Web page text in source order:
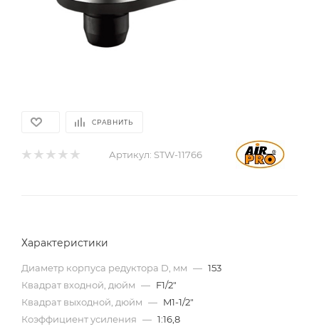
СРАВНИТЬ
Артикул: STW-11766
Характеристики
Диаметр корпуса редуктора D, мм — 153
Квадрат входной, дюйм — F1/2"
Квадрат выходной, дюйм — M1-1/2"
Коэффициент усиления — 1:16,8